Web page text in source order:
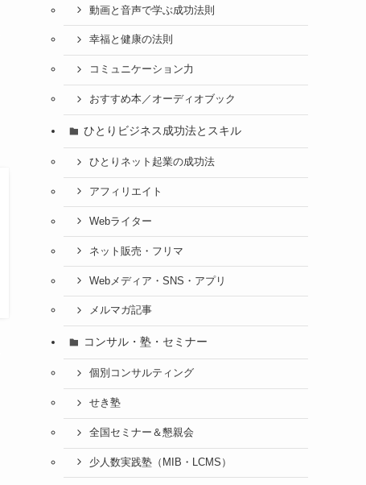
動画と音声で学ぶ成功法則
幸福と健康の法則
コミュニケーション力
おすすめ本／オーディオブック
ひとりビジネス成功法とスキル
ひとりネット起業の成功法
アフィリエイト
Webライター
ネット販売・フリマ
Webメディア・SNS・アプリ
メルマガ記事
コンサル・塾・セミナー
個別コンサルティング
せき塾
全国セミナー＆懇親会
少人数実践塾（MIB・LCMS）